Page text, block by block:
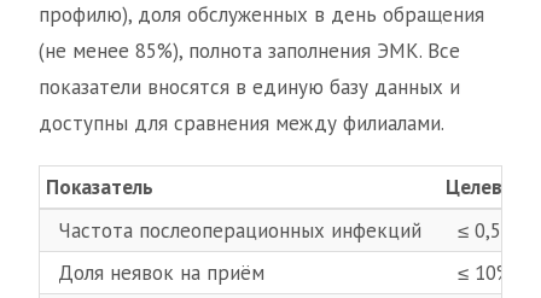
профилю), доля обслуженных в день обращения
(не менее 85%), полнота заполнения ЭМК. Все
показатели вносятся в единую базу данных и
доступны для сравнения между филиалами.
Показатель
Целевое
Частота послеоперационных инфекций
≤ 0,5%
Доля неявок на приём
≤ 10%